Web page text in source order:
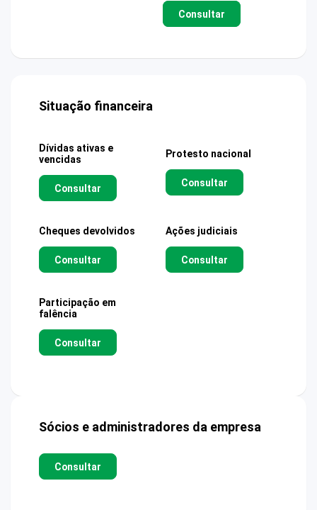
Consultar
Situação financeira
Dívidas ativas e
vencidas
Consultar
Protesto nacional
Consultar
Cheques devolvidos
Consultar
Ações judiciais
Consultar
Participação em
falência
Consultar
Sócios e administradores da empresa
Consultar